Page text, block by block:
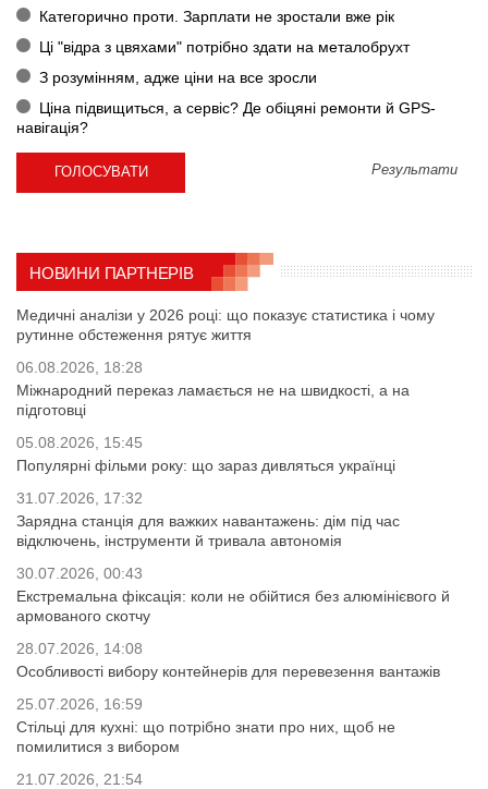
Категорично проти. Зарплати не зростали вже рік
Ці "відра з цвяхами" потрібно здати на металобрухт
З розумінням, адже ціни на все зросли
Ціна підвищиться, а сервіс? Де обіцяні ремонти й GPS-
навігація?
Результати
НОВИНИ ПАРТНЕРІВ
Медичні аналізи у 2026 році: що показує статистика і чому
рутинне обстеження рятує життя
06.08.2026, 18:28
Міжнародний переказ ламається не на швидкості, а на
підготовці
05.08.2026, 15:45
Популярні фільми року: що зараз дивляться українці
31.07.2026, 17:32
Зарядна станція для важких навантажень: дім під час
відключень, інструменти й тривала автономія
30.07.2026, 00:43
Екстремальна фіксація: коли не обійтися без алюмінієвого й
армованого скотчу
28.07.2026, 14:08
Особливості вибору контейнерів для перевезення вантажів
25.07.2026, 16:59
Стільці для кухні: що потрібно знати про них, щоб не
помилитися з вибором
21.07.2026, 21:54